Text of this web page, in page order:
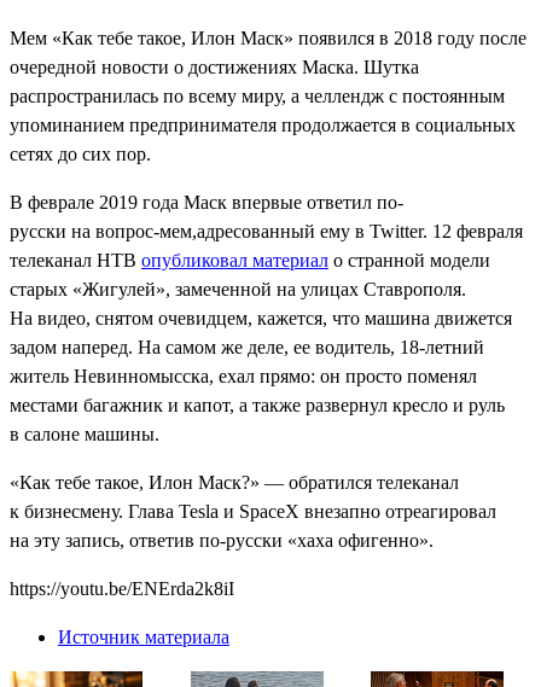
Мем «Как тебе такое, Илон Маск» появился в 2018 году после
очередной новости о достижениях Маска. Шутка
распространилась по всему миру, а челлендж с постоянным
упоминанием предпринимателя продолжается в социальных
сетях до сих пор.
В феврале 2019 года Маск впервые ответил по-
русски на вопрос-мем,адресованный ему в Twitter. 12 февраля
телеканал НТВ опубликовал материал о странной модели
старых «Жигулей», замеченной на улицах Ставрополя.
На видео, снятом очевидцем, кажется, что машина движется
задом наперед. На самом же деле, ее водитель, 18-летний
житель Невинномысска, ехал прямо: он просто поменял
местами багажник и капот, а также развернул кресло и руль
в салоне машины.
«Как тебе такое, Илон Маск?» — обратился телеканал
к бизнесмену. Глава Tesla и SpaceX внезапно отреагировал
на эту запись, ответив по-русски «хаха офигенно».
https://youtu.be/ENErda2k8iI
Источник материала